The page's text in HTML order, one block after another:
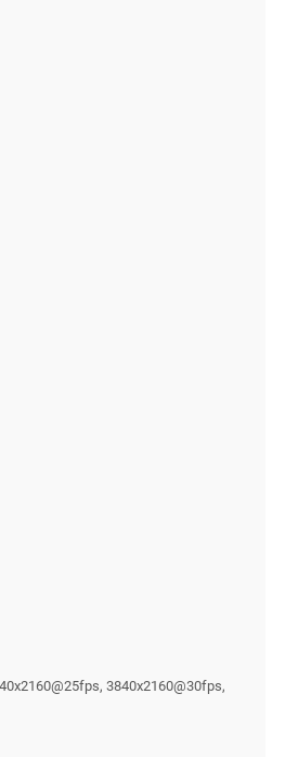
3840x2160@30fps,